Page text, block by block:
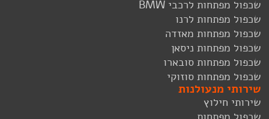
שכפול מפתחות לרכבי BMW
שכפול מפתחות לרנו
שכפול מפתחות מאזדה
שכפול מפתחות ניסאן
שכפול מפתחות סובארו
שכפול מפתחות סוזוקי
שירותי מנעולנות
שירותי חילוץ